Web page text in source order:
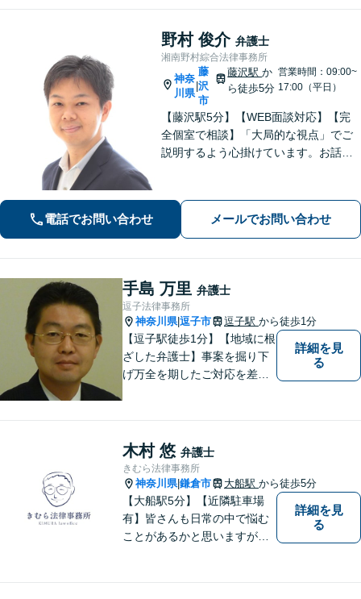
野村 俊介 弁護士
湘南野村綜合法律事務所
神奈
川県
|
藤
沢
市
藤沢駅か
ら徒歩5分
営業時間：09:00~
17:00（平日）
【藤沢駅5分】【WEB面談対応】【完
全個室で相談】「大局的な視点」でご
説明するよう心掛けています。お話を
般社団法人の代表者を経験した弁護
士」「AIを活用した効率的な契約書レ
ビュー」
電話でお問い合わせ メールでお問い合わせ
手島 万里 弁護士
逗子法律事務所
神奈川県|逗子市 逗子駅 から徒歩1分
【逗子駅徒歩1分】【地域に根
ざした弁護士】事案を掘り下
げ万全を期したご対応を差し
ど、幅広く対応可能。【明確
な料金体系】１件１件ていね
いに対応させて頂きます。ご
連絡ください。
詳細を見
る
木村 悠 弁護士
きむら法律事務所
神奈川県|鎌倉市 大船駅 から徒歩5分
【大船駅5分】【近隣駐車場
有】皆さんも日常の中で悩む
ことがあるかと思いますが、
詳細を見
る